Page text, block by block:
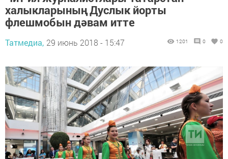
халыкларының Дуслык йорты
флешмобын дәвам итте
Татмедиа, 29 июнь 2018 - 15:47 1201 0 0